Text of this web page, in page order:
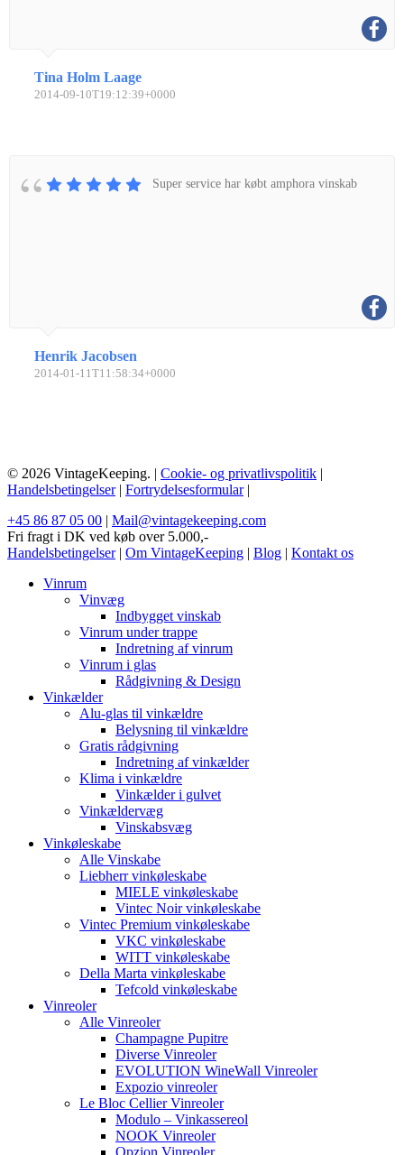
Tina Holm Laage
2014-09-10T19:12:39+0000
Super service har købt amphora vinskab
Henrik Jacobsen
2014-01-11T11:58:34+0000
© 2026 VintageKeeping. | Cookie- og privatlivspolitik |
Handelsbetingelser| Fortrydelsesformular|
+45 86 87 05 00 | Mail@vintagekeeping.com
Fri fragt i DK ved køb over 5.000,-
Handelsbetingelser| Om VintageKeeping | Blog | Kontakt os
Vinrum
Vinvæg
Indbygget vinskab
Vinrum under trappe
Indretning af vinrum
Vinrum i glas
Rådgivning & Design
Vinkælder
Alu-glas til vinkældre
Belysning til vinkældre
Gratis rådgivning
Indretning af vinkælder
Klima i vinkældre
Vinkælder i gulvet
Vinkældervæg
Vinskabsvæg
Vinkøleskabe
Alle Vinskabe
Liebherr vinkøleskabe
MIELE vinkøleskabe
Vintec Noir vinkøleskabe
Vintec Premium vinkøleskabe
VKC vinkøleskabe
WITT vinkøleskabe
Della Marta vinkøleskabe
Tefcold vinkøleskabe
Vinreoler
Alle Vinreoler
Champagne Pupitre
Diverse Vinreoler
EVOLUTION WineWall Vinreoler
Expozio vinreoler
Le Bloc Cellier Vinreoler
Modulo – Vinkassereol
NOOK Vinreoler